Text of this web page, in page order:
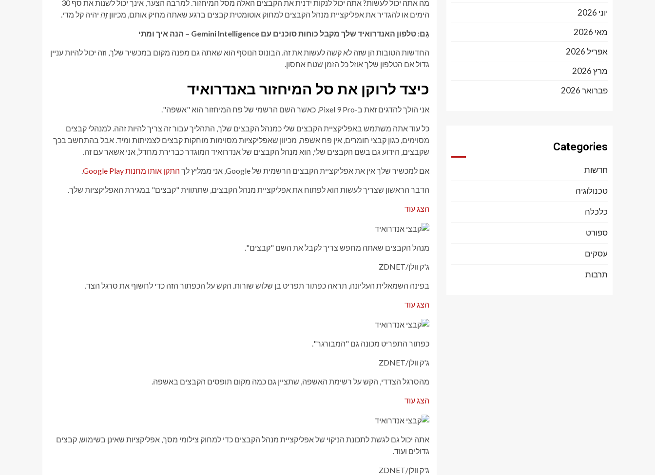
מה אתה יכול לעשות? אתה יכול לנקות ידנית את הקבצים האלה מסל המיחזור. למרבה הצער, אינך יכול לשנות את סף 30
הימים או להגדיר את אפליקציית מנהל הקבצים למחוק אוטומטית קבצים ברגע שאתה מחיק אותם, מכיווןזֶה יהיה קל מדי.
גַם: טלפון האנדרואיד שלך מקבל כוחות סוכנים עם Gemini Intelligence – הנה איך ומתי
החדשות הטובות הן שזה לא קשה לעשות את זה. הבונוס הנוסף הוא שאתה גם מפנה מקום במכשיר שלך, וזה יכול להיות עניין
גדול אם הטלפון שלך אוזל כל הזמן שטח אחסון.
כיצד לרוקן את סל המיחזור באנדרואיד
אני הולך להדגים זאת ב-Pixel 9 Pro, כאשר השם הרשמי של פח המיחזור הוא "אשפה".
כל עוד אתה משתמש באפליקציית הקבצים שלי כמנהל הקבצים שלך, התהליך עבור זה צריך להיות זהה. למנהלי קבצים
מסוימים, כגון קבצי חומרים, אין פח אשפה, מכיוון שאפליקציות מסוימות מוחקות קבצים לצמיתות ומיד. אבל בהתחשב בכך
שקבצים, הידוע גם בשם הקבצים שלי, הוא מנהל הקבצים של אנדרואיד המוגדר כברירת מחדל, אני אשאר עם זה.
אם למכשיר שלך אין את אפליקציית הקבצים הרשמית של Google, אני ממליץ לך התקן אותו מחנות Google Play .
הדבר הראשון שצריך לעשות הוא לפתוח את אפליקציית מנהל הקבצים, שתתווית "קבצים" במגירת האפליקציות שלך.
הצג עוד
מנהל הקבצים שאתה מחפש צריך לקבל את השם "קבצים".
ג'ק וולן/ZDNET
בפינה השמאלית העליונה, תראה כפתור תפריט בן שלוש שורות. הקש על הכפתור הזה כדי לחשוף את סרגל הצד.
הצג עוד
כפתור התפריט מכונה גם "המבורגר".
ג'ק וולן/ZDNET
מהסרגל הצדדי, הקש על רשימת האשפה, שתציין גם כמה מקום תופסים הקבצים באשפה.
הצג עוד
אתה יכול גם לגשת לתכונת הניקוי של אפליקציית מנהל הקבצים כדי למחוק צילומי מסך, אפליקציות שאינן בשימוש, קבצים
גדולים ועוד.
ג'ק וולן/ZDNET
יוני 2026
מאי 2026
אפריל 2026
מרץ 2026
פברואר 2026
Categories
חדשות
טכנולוגיה
כלכלה
ספורט
עסקים
תרבות